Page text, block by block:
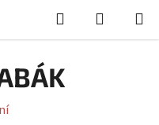
Hledat
KOŠÍK